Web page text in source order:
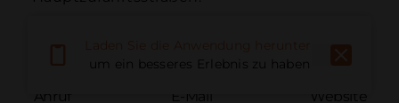
Anruf E-Mail Website
um ein besseres Erlebnis zu haben